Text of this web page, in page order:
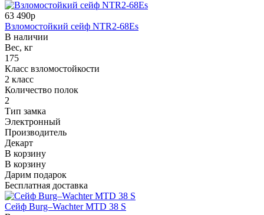
63 490р
Взломостойкий сейф NTR2-68Es
В наличии
Вес, кг
175
Класс взломостойкости
2 класс
Количество полок
2
Тип замка
Электронный
Производитель
Декарт
В корзину
В корзину
Дарим подарок
Бесплатная доставка
Сейф Burg–Wachter MTD 38 S